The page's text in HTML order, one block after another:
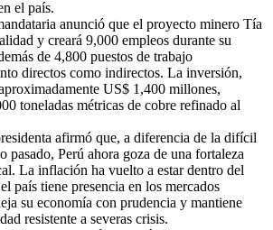
el país.
anunció que el proyecto minero Tía
y creará 9,000 empleos durante su
de 4,800 puestos de trabajo
directos como indirectos. La inversión,
US$ 1,400 millones,
toneladas métricas de cobre refinado al
afirmó que, a diferencia de la difícil
pasado, Perú ahora goza de una fortaleza
La inflación ha vuelto a estar dentro del
país tiene presencia en los mercados
su economía con prudencia y mantiene
resistente a severas crisis.